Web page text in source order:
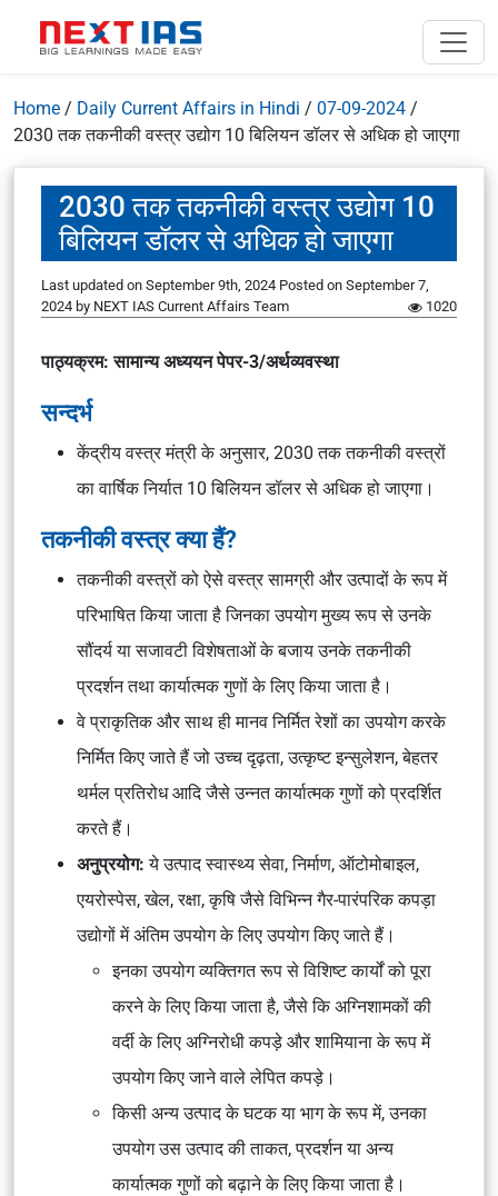
Home / Daily Current Affairs in Hindi / 07-09-2024 /
2030 तक तकनीकी वस्त्र उद्योग 10 बिलियन डॉलर से अधिक हो जाएगा
2030 तक तकनीकी वस्त्र उद्योग 10
बिलियन डॉलर से अधिक हो जाएगा
Last updated on September 9th, 2024 Posted on September 7,
2024 by NEXT IAS Current Affairs Team 1020
पाठ्यक्रम: सामान्य अध्ययन पेपर-3/अर्थव्यवस्था
सन्दर्भ
केंद्रीय वस्त्र मंत्री के अनुसार, 2030 तक तकनीकी वस्त्रों
का वार्षिक निर्यात 10 बिलियन डॉलर से अधिक हो जाएगा।
तकनीकी वस्त्र क्या हैं?
तकनीकी वस्त्रों को ऐसे वस्त्र सामग्री और उत्पादों के रूप में
परिभाषित किया जाता है जिनका उपयोग मुख्य रूप से उनके
सौंदर्य या सजावटी विशेषताओं के बजाय उनके तकनीकी
प्रदर्शन तथा कार्यात्मक गुणों के लिए किया जाता है।
वे प्राकृतिक और साथ ही मानव निर्मित रेशों का उपयोग करके
निर्मित किए जाते हैं जो उच्च दृढ़ता, उत्कृष्ट इन्सुलेशन, बेहतर
थर्मल प्रतिरोध आदि जैसे उन्नत कार्यात्मक गुणों को प्रदर्शित
करते हैं।
अनुप्रयोग:ये उत्पाद स्वास्थ्य सेवा, निर्माण, ऑटोमोबाइल,
एयरोस्पेस, खेल, रक्षा, कृषि जैसे विभिन्न गैर-पारंपरिक कपड़ा
उद्योगों में अंतिम उपयोग के लिए उपयोग किए जाते हैं।
इनका उपयोग व्यक्तिगत रूप से विशिष्ट कार्यों को पूरा
करने के लिए किया जाता है, जैसे कि अग्निशामकों की
वर्दी के लिए अग्निरोधी कपड़े और शामियाना के रूप में
उपयोग किए जाने वाले लेपित कपड़े।
किसी अन्य उत्पाद के घटक या भाग के रूप में, उनका
उपयोग उस उत्पाद की ताकत, प्रदर्शन या अन्य
कार्यात्मक गुणों को बढ़ाने के लिए किया जाता है।